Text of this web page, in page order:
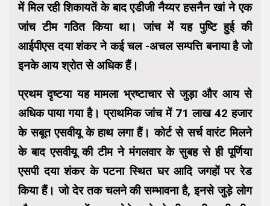
में मिल रही शिकायतें के बाद एडीजी नैय्यर हसनैन खां ने एक
जांच टीम गठित किया था। जांच में यह पुष्टि हुई की
आईपीएस दया शंकर ने कई चल -अचल सम्पत्ति बनाया है जो
इनके आय श्रोत से अधिक हैं।
प्रथम दृष्टया यह मामला भ्रष्टाचार से जुड़ा और आय से
अधिक पाया गया है। प्राथमिक जांच में 71 लाख 42 हजार
के सबूत एसवीयू के हाथ लगा हैं। कोर्ट से सर्च वारंट मिलने
के बाद एसवीयू की टीम ने मंगलवार के सुबह से ही पूर्णिया
एसपी दया शंकर के पटना स्थित घर आदि जगहों पर रेड
किया हैं। जो देर तक चलने की सम्भावना है, इनसे जुड़े लोग